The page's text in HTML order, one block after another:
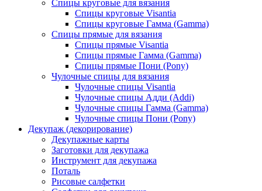
Спицы круговые для вязания
Спицы круговые Visantia
Спицы круговые Гамма (Gamma)
Спицы прямые для вязания
Спицы прямые Visantia
Спицы прямые Гамма (Gamma)
Спицы прямые Пони (Pony)
Чулочные спицы для вязания
Чулочные спицы Visantia
Чулочные спицы Адди (Addi)
Чулочные спицы Гамма (Gamma)
Чулочные спицы Пони (Pony)
Декупаж (декорирование)
Декупажные карты
Заготовки для декупажа
Инструмент для декупажа
Поталь
Рисовые салфетки